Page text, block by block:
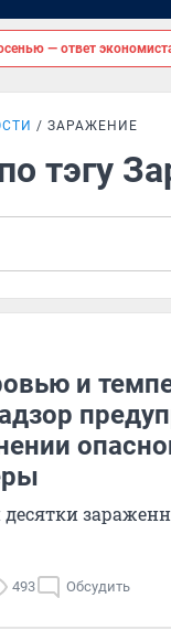
— ответ
ЗАРАЖЕНИЕ
тэгу
и
493 Обсудить